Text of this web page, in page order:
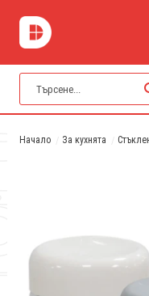
Начало За кухнята